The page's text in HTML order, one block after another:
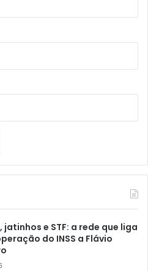
jatinhos e STF: a rede que liga
do INSS a Flávio